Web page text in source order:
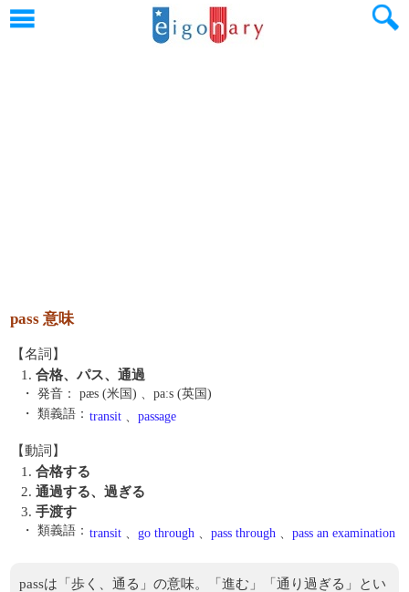
pass 意味
【名詞】
1. 合格、パス、通過
・ 発音：
pæs (米国) 、paːs (英国)
・ 類義語： transit 、 passage
【動詞】
1. 合格する
2. 通過する、過ぎる
3. 手渡す
・ 類義語： transit 、 go through 、 pass through 、 pass an examination
passは「歩く、通る」の意味。「進む」「通り過ぎる」とい